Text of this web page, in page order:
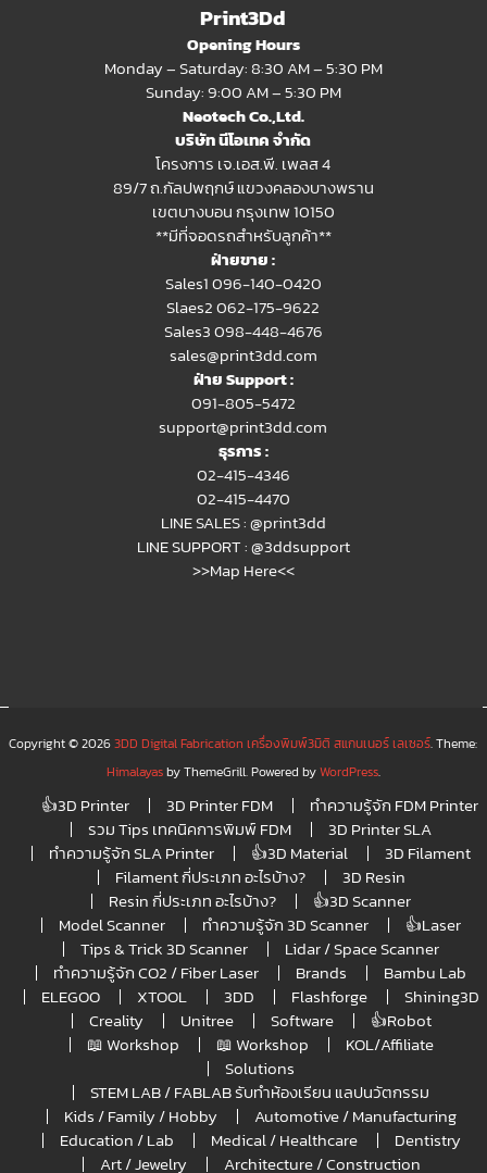
Print3Dd
Opening Hours
Monday – Saturday: 8:30 AM – 5:30 PM
Sunday: 9:00 AM – 5:30 PM
Neotech Co.,Ltd.
บริษัท นีโอเทค จำกัด
โครงการ เจ.เอส.พี. เพลส 4
89/7 ถ.กัลปพฤกษ์ แขวงคลองบางพราน
เขตบางบอน กรุงเทพ 10150
**มีที่จอดรถสำหรับลูกค้า**
ฝ่ายขาย :
Sales1 096-140-0420
Slaes2062-175-9622
Sales3 098-448-4676
sales@print3dd.com
ฝ่าย Support :
091-805-5472
support@print3dd.com
ธุรการ :
02-415-4346
02-415-4470
LINE SALES :@print3dd
LINE SUPPORT :@3ddsupport
>>Map Here<<
Copyright © 20263DD Digital Fabrication เครื่องพิมพ์3มิติ สแกนเนอร์ เลเซอร์. Theme:
Himalayasby ThemeGrill. Powered byWordPress.
👍3D Printer 3D Printer FDM
ทำความรู้จัก FDM Printer
รวม Tips เทคนิคการพิมพ์ FDM
3D Printer SLA
ทำความรู้จัก SLA Printer
👍3D Material
3D Filament
Filament กี่ประเภท อะไรบ้าง?
3D Resin
Resin กี่ประเภท อะไรบ้าง?
👍3D Scanner
Model Scanner
ทำความรู้จัก 3D Scanner
👍Laser
Tips & Trick 3D Scanner
Lidar / Space Scanner
ทำความรู้จัก CO2 / Fiber Laser
Brands
Bambu Lab
ELEGOO
XTOOL 3DD Flashforge
Shining3D
Creality
Unitree Software
👍Robot
📖 Workshop
📖 Workshop
KOL/Affiliate
Solutions
STEM LAB / FABLAB รับทำห้องเรียน แลปนวัตกรรม
Kids / Family / Hobby
Automotive / Manufacturing
Education / Lab
Medical / Healthcare
Dentistry
Art / Jewelry
Architecture / Construction